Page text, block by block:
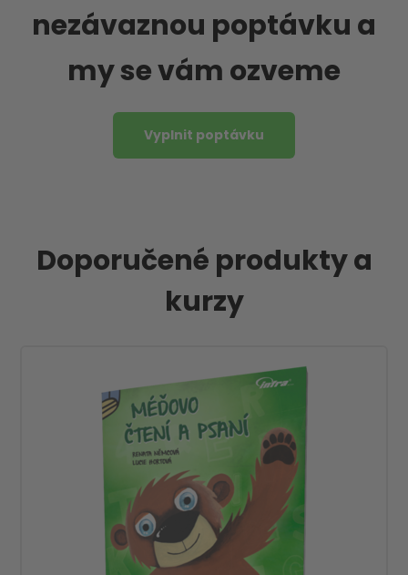
nezávaznou poptávku a
my se vám ozveme
Vyplnit poptávku
Doporučené produkty a
kurzy